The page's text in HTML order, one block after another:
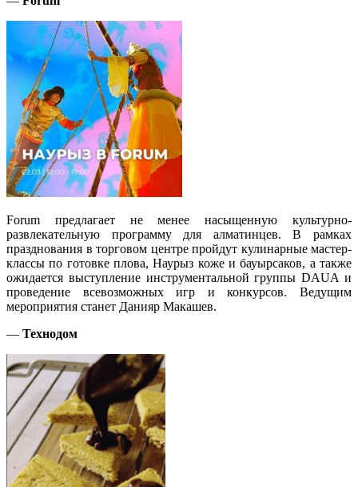
Forum предлагает не менее насыщенную культурно-
развлекательную программу для алматинцев. В рамках
празднования в торговом центре пройдут кулинарные мастер-
классы по готовке плова, Наурыз коже и бауырсаков, а также
ожидается выступление инструментальной группы DAUA и
проведение всевозможных игр и конкурсов. Ведущим
мероприятия станет Данияр Макашев.
— Технодом